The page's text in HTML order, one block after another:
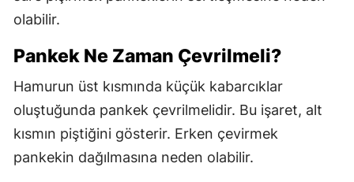
olabilir.
Pankek Ne Zaman Çevrilmeli?
Hamurun üst kısmında küçük kabarcıklar
oluştuğunda pankek çevrilmelidir. Bu işaret, alt
kısmın piştiğini gösterir. Erken çevirmek
pankekin dağılmasına neden olabilir.